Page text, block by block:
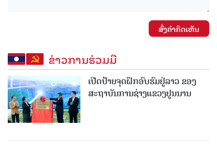
ສົ່ງຄໍາຄິດເຫັນ
ຂ່າວການຮ່ວມມື
ເປີດປ້າຍຈຸດຝຶກອົບຮົມຢູ່ລາວ ຂອງ
ສະຖາບັນການຊ່າງແຂວງຢູນນານ